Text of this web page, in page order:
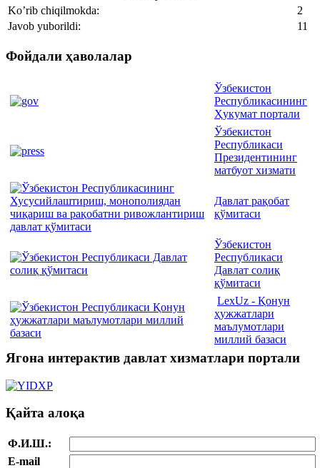
Ko’rib chiqilmokda:
2
Javob yuborildi:
11
Фойдали ҳаволалар
Ўзбекистон
Республикасининг
Ҳукумат портали
Ўзбекистон
Республикаси
Президентининг
матбуот хизмати
Давлат рақобат
қўмитаси
Ўзбекистон
Республикаси
Давлат солиқ
қўмитаси
LexUz - Қонун
ҳужжатлари
маълумотлари
миллий базаси
Ягона интерактив давлат хизматлари портали
Қайта алоқа
Ф.И.Ш.:
E-mail